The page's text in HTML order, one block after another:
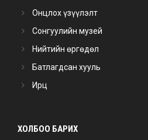
Онцлох үзүүлэлт
Сонгуулийн музей
Нийтийн өргөдөл
Батлагдсан хууль
Ирц
ХОЛБОО БАРИХ